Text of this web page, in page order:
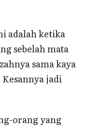
adalah ketika
sebelah mata
sama kaya
jadi
orang yang